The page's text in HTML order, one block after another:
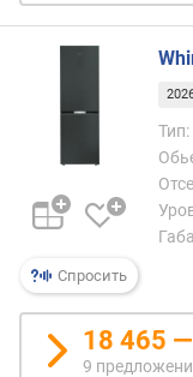
о
т
о
г
и
х
к
Спросить
Тип:
18 465
9